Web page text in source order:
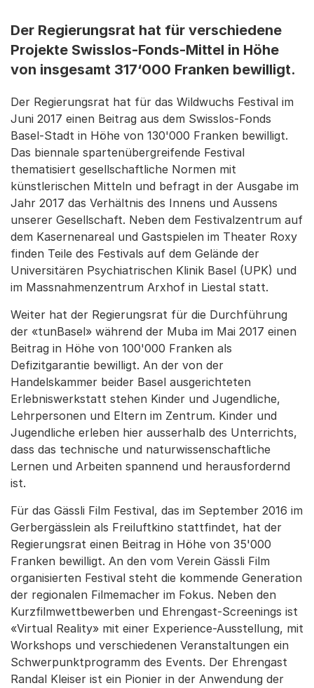
Der Regierungsrat hat für verschiedene
Projekte Swisslos-Fonds-Mittel in Höhe
von insgesamt 317‘000 Franken bewilligt.
Der Regierungsrat hat für das Wildwuchs Festival im
Juni 2017 einen Beitrag aus dem Swisslos-Fonds
Basel-Stadt in Höhe von 130'000 Franken bewilligt.
Das biennale spartenübergreifende Festival
thematisiert gesellschaftliche Normen mit
künstlerischen Mitteln und befragt in der Ausgabe im
Jahr 2017 das Verhältnis des Innens und Aussens
unserer Gesellschaft. Neben dem Festivalzentrum auf
dem Kasernenareal und Gastspielen im Theater Roxy
finden Teile des Festivals auf dem Gelände der
Universitären Psychiatrischen Klinik Basel (UPK) und
im Massnahmenzentrum Arxhof in Liestal statt.
Weiter hat der Regierungsrat für die Durchführung
der «tunBasel» während der Muba im Mai 2017 einen
Beitrag in Höhe von 100'000 Franken als
Defizitgarantie bewilligt. An der von der
Handelskammer beider Basel ausgerichteten
Erlebniswerkstatt stehen Kinder und Jugendliche,
Lehrpersonen und Eltern im Zentrum. Kinder und
Jugendliche erleben hier ausserhalb des Unterrichts,
dass das technische und naturwissenschaftliche
Lernen und Arbeiten spannend und herausfordernd
ist.
Für das Gässli Film Festival, das im September 2016 im
Gerbergässlein als Freiluftkino stattfindet, hat der
Regierungsrat einen Beitrag in Höhe von 35'000
Franken bewilligt. An den vom Verein Gässli Film
organisierten Festival steht die kommende Generation
der regionalen Filmemacher im Fokus. Neben den
Kurzfilmwettbewerben und Ehrengast-Screenings ist
«Virtual Reality» mit einer Experience-Ausstellung, mit
Workshops und verschiedenen Veranstaltungen ein
Schwerpunktprogramm des Events. Der Ehrengast
Randal Kleiser ist ein Pionier in der Anwendung der